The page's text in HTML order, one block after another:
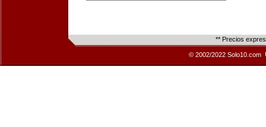
** Precios
© 2002/2022 Solo10.com